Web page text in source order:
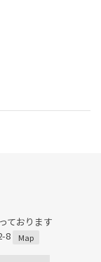
ております
8
Map